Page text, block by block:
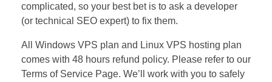
complicated, so your best bet is to ask a developer
(or technical SEO expert) to fix them.
All Windows VPS plan and Linux VPS hosting plan
comes with 48 hours refund policy. Please refer to our
Terms of Service Page. We’ll work with you to safely